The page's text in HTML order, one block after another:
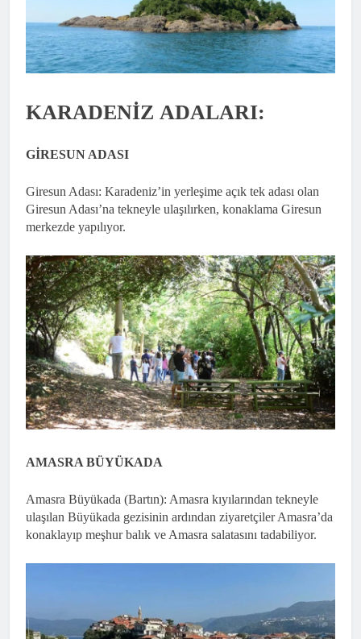
KARADENİZ ADALARI:
GİRESUN ADASI
Giresun Adası: Karadeniz’in yerleşime açık tek adası olan
Giresun Adası’na tekneyle ulaşılırken, konaklama Giresun
merkezde yapılıyor.
AMASRA BÜYÜKADA
Amasra Büyükada (Bartın): Amasra kıyılarından tekneyle
ulaşılan Büyükada gezisinin ardından ziyaretçiler Amasra’da
konaklayıp meşhur balık ve Amasra salatasını tadabiliyor.